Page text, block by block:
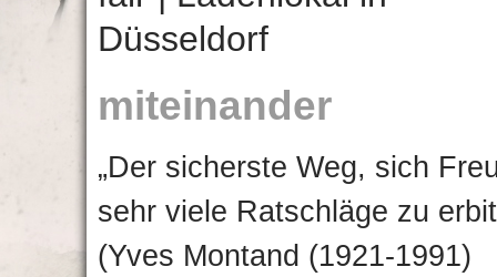
miteinander
„Der sicherste Weg, sich
sehr viele Ratschläge zu
(Yves Montand (1921-1991)